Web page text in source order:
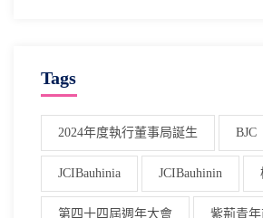
Tags
2024年度執行董事局誕生 BJC
JCIBauhinia JCIBauhinin
第四十四屆週年大會 紫荊青